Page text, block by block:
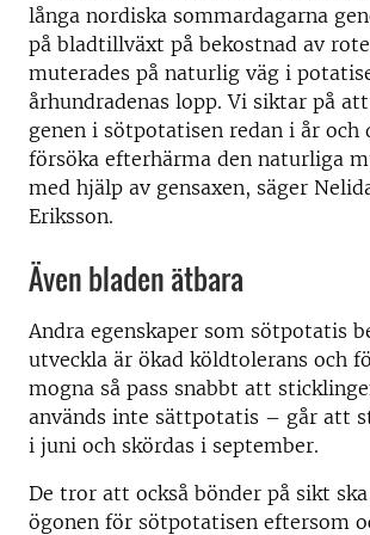
långa nordiska sommardagarna
på bladtillväxt på bekostnad av
muterades på naturlig väg i
århundradenas lopp. Vi siktar på
genen i sötpotatisen redan i år och
försöka efterhärma den naturliga
med hjälp av gensaxen, säger
Eriksson.
Även bladen ätbara
Andra egenskaper som sötpotatis
utveckla är ökad köldtolerans och
mogna så pass snabbt att
används inte sättpotatis – går att
i juni och skördas i september.
De tror att också bönder på sikt
ögonen för sötpotatisen eftersom